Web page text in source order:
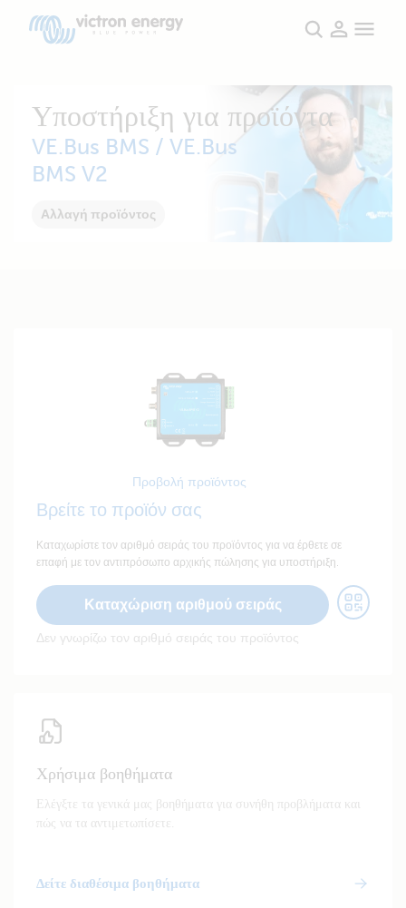
Υποστήριξη για προϊόντα
VE.Bus BMS / VE.Bus
BMS V2
Αλλαγή προϊόντος
Προβολή προϊόντος
Βρείτε το προϊόν σας
Καταχωρίστε τον αριθμό σειράς του προϊόντος για να έρθετε σε
επαφή με τον αντιπρόσωπο αρχικής πώλησης για υποστήριξη.
Καταχώριση αριθμού σειράς
Δεν γνωρίζω τον αριθμό σειράς του προϊόντος
Χρήσιμα βοηθήματα
Ελέγξτε τα γενικά μας βοηθήματα για συνήθη προβλήματα και
πώς να τα αντιμετωπίσετε.
Δείτε διαθέσιμα βοηθήματα